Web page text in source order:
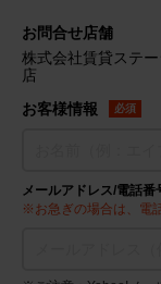
お問合せ店舗
株式会社賃貸ステ
店
お客様情報
必須
メールアドレス/電話
※お急ぎの場合は、電